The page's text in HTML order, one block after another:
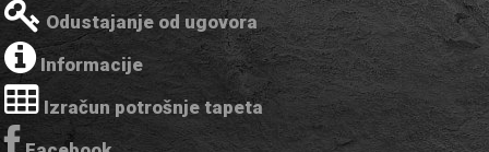
Odustajanje od ugovora
Informacije
Izračun potrošnje tapeta